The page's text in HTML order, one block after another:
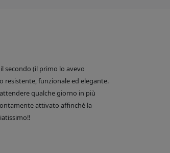
secondo (il primo lo avevo
resistente, funzionale ed elegante.
qualche giorno in più
attivato affinché la